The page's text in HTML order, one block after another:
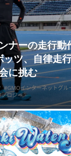
ナーの走行
ツ、自律走
に挑む
#GMOインターネットグル
ノロジー